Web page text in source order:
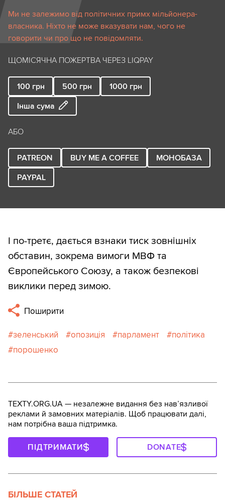
Ми не залежимо від політичних примх мільйонера-
власника. Ніхто не може вказувати нам, чого не
говорити чи про що не повідомляти.
ЩОМІСЯЧНА ПОЖЕРТВА ЧЕРЕЗ LIQPAY
100 грн 500 грн 1000 грн
Інша сума
АБО
PATREON BUY ME A COFFEE
МОНОБАЗА
PAYPAL
І по-третє, дається взнаки тиск зовнішніх
обставин, зокрема вимоги МВФ та
Європейського Союзу, а також безпекові
виклики перед зимою.
Поширити
зеленський опозиція парламент
політика
порошенко
TEXTY.ORG.UA — незалежне видання без навʼязливої
реклами й замовних матеріалів. Щоб працювати далі,
нам потрібна ваша підтримка.
ПІДТРИМАТИ DONATE
БІЛЬШЕ СТАТЕЙ